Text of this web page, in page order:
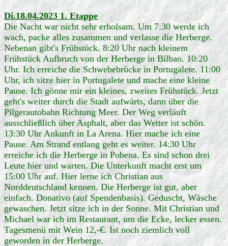
Di.18.04.2023 1. Etappe
Die Nacht war nicht sehr erholsam. Um 7:30 werde ich
wach, packe alles zusammen und verlasse die Herberge.
Nebenan gibt's Frühstück. 8:20 Uhr nach kleinem
Frühstück Aufbruch von der Herberge in Bilbao. 10:20
Uhr. Ich erreiche die Schwebebrücke in Portugalete. 11:00
Uhr, ich sitze hier in Portugalete und mache eine kleine
Pause. Ich gönne mir ein kleines, zweites Frühstück. Jetzt
geht's weiter durch die Stadt aufwärts, dann über die
Pilgerautobahn Richtung Meer. Der Weg verläuft
ausschließlich über Asphalt, aber das Wetter ist schön.
13:30 Uhr Ankunft in La Arena. Hier mache ich eine
Pause. Am Strand entlang geht es weiter. 14:30 Uhr
erreiche ich die Herberge in Pobena. Es sind schon drei
Leute hier und warten. Die Unterkunft macht erst um
15:00 Uhr auf. Hier lerne ich Christian aus
Norddeutschland kennen. Die Herberge ist gut, aber
einfach. Donativo (auf Spendenbasis). Geduscht, Wäsche
gewaschen. Jetzt sitze ich in der Sonne. Mit Christian und
Michael war ich im Restaurant, um die Ecke, lecker essen.
Tagesmenü mit Wein 12,-€. Ist noch ziemlich voll
geworden in der Herberge.